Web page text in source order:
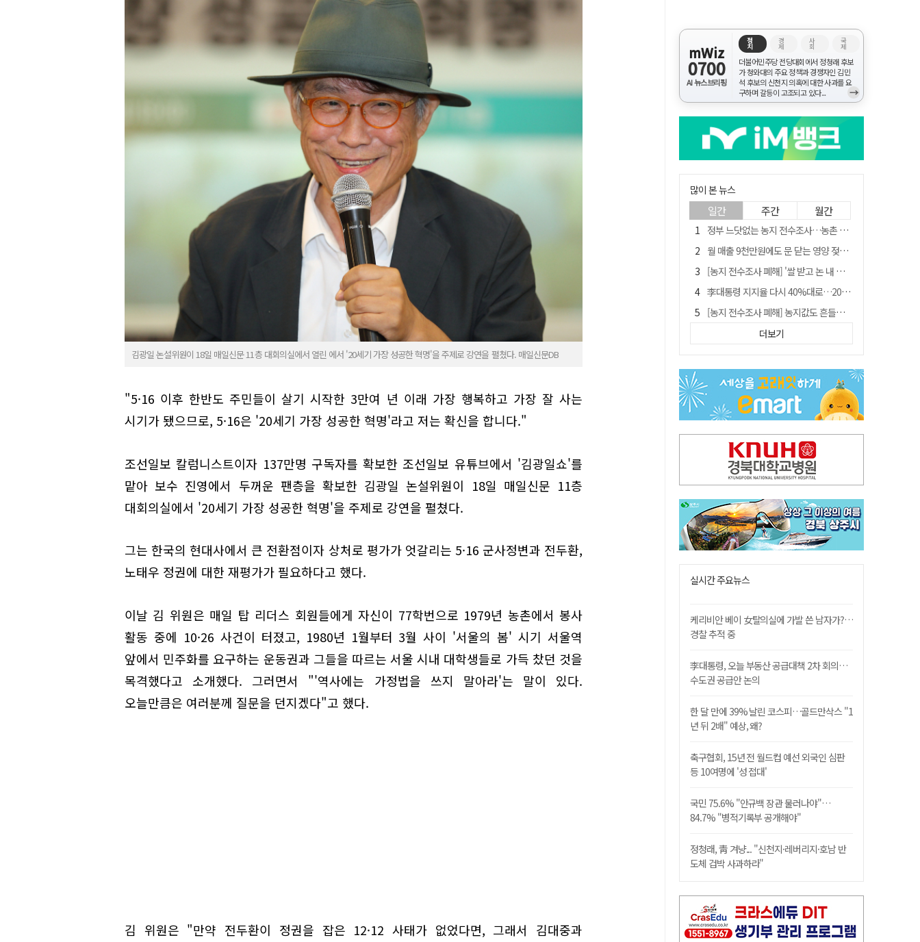
김광일 논설위원이 18일 매일신문 11층 대회의실에서 열린 에서 '20세기 가장 성공한 혁명'을 주제로 강연을 펼쳤다. 매일신문DB
"5·16 이후 한반도 주민들이 살기 시작한 3만여 년 이래 가장 행복하고 가장 잘 사는
시기가 됐으므로, 5·16은 '20세기 가장 성공한 혁명'라고 저는 확신을 합니다."
조선일보 칼럼니스트이자 137만명 구독자를 확보한 조선일보 유튜브에서 '김광일쇼'를
맡아 보수 진영에서 두꺼운 팬층을 확보한 김광일 논설위원이 18일 매일신문 11층
대회의실에서 '20세기 가장 성공한 혁명'을 주제로 강연을 펼쳤다.
그는 한국의 현대사에서 큰 전환점이자 상처로 평가가 엇갈리는 5·16 군사정변과 전두환,
노태우 정권에 대한 재평가가 필요하다고 했다.
이날 김 위원은 매일 탑 리더스 회원들에게 자신이 77학번으로 1979년 농촌에서 봉사
활동 중에 10·26 사건이 터졌고, 1980년 1월부터 3월 사이 '서울의 봄' 시기 서울역
앞에서 민주화를 요구하는 운동권과 그들을 따르는 서울 시내 대학생들로 가득 찼던 것을
목격했다고 소개했다. 그러면서 "'역사에는 가정법을 쓰지 말아라'는 말이 있다.
오늘만큼은 여러분께 질문을 던지겠다"고 했다.
김 위원은 "만약 전두환이 정권을 잡은 12·12 사태가 없었다면, 그래서 김대중과
mWiz
0700
AI 뉴스브리핑
정
치
경
제
사
회
국
제
더불어민주당 전당대회에서 정청래 후보
가 청와대의 주요 정책과 경쟁자인 김민
석 후보의 신천지 의혹에 대한 사과를 요
구하며 갈등이 고조되고 있다...
→
많이 본 뉴스
일간 주간 월간
정부 느닷없는 농지 전수조사…농촌 들쑤시는 '경자유전'의 칼날
월 매출 9천만원에도 문 닫는 영양 젖소농장… "일할 사람이 없어"
[농지 전수조사 폐해] '쌀 받고 논 내 준' 도지농 이제 어쩌나?
李대통령 지지율 다시 40%대로…20대는 18.8%p 급락
[농지 전수조사 폐해] 농지값도 흔들리나…"도지 막히면 헐값 매물 나올 수도"
유승민 "尹 졸업한 서울대 법대·충암고도 없애야"…李 육사 통합 직격
국민 51.9% "李 대통령 재판 재개 필요하다"
경북 영천시, 9월부터 11월까지 반값 여행 혜택 제공
아쉬운 태클
더보기
실시간 주요뉴스
케리비안 베이 女탈의실에 가발 쓴 남자가?…
경찰 추적 중
李대통령, 오늘 부동산 공급대책 2차 회의…
수도권 공급안 논의
한 달 만에 39% 날린 코스피…골드만삭스 "1
년 뒤 2배" 예상, 왜?
축구협회, 15년 전 월드컵 예선 외국인 심판
등 10여명에 '성 접대'
국민 75.6% "안규백 장관 물러나야"…
84.7% "병적기록부 공개해야"
정청래, 靑 겨냥... "신천지·레버리지·호남 반
도체 겁박 사과하라"